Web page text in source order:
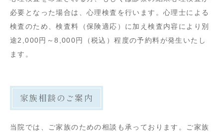
必要となった場合は、心理検査を行います。心理士による
検査のため、検査料（保険適応）に加え検査内容により別
途2,000円～8,000円（税込）程度の予約料が発生いたし
ます。
家族相談のご案内
当院では、ご家族のための相談も承っております。ご家族